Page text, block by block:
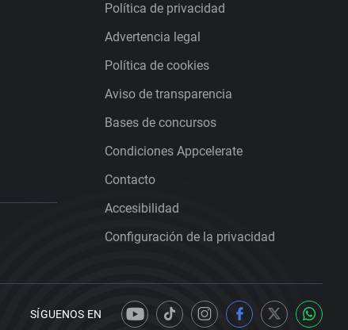
Política de privacidad
Advertencia legal
Política de cookies
Aviso de transparencia
Bases de concursos
Condiciones Appcelerate
Contacto
Accesibilidad
Configuración de la privacidad
SÍGUENOS EN